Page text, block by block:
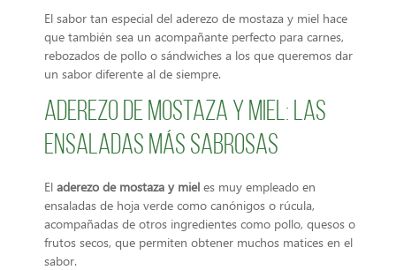
El sabor tan especial del aderezo de mostaza y miel hace
que también sea un acompañante perfecto para carnes,
rebozados de pollo o sándwiches a los que queremos dar
un sabor diferente al de siempre.
Aderezo de mostaza y miel: las
ensaladas más sabrosas
El aderezo de mostaza y miel es muy empleado en
ensaladas de hoja verde como canónigos o rúcula,
acompañadas de otros ingredientes como pollo, quesos o
frutos secos, que permiten obtener muchos matices en el
sabor.